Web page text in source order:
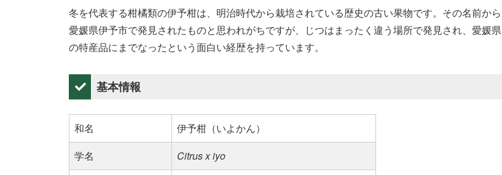
冬を代表する柑橘類の伊予柑は、明治時代から栽培されている歴史の古い果物です。その名前から
愛媛県伊予市で発見されたものと思われがちですが、じつはまったく違う場所で発見され、愛媛県
の特産品にまでなったという面白い経歴を持っています。
基本情報
和名
伊予柑（いよかん）
学名
Citrus x iyo